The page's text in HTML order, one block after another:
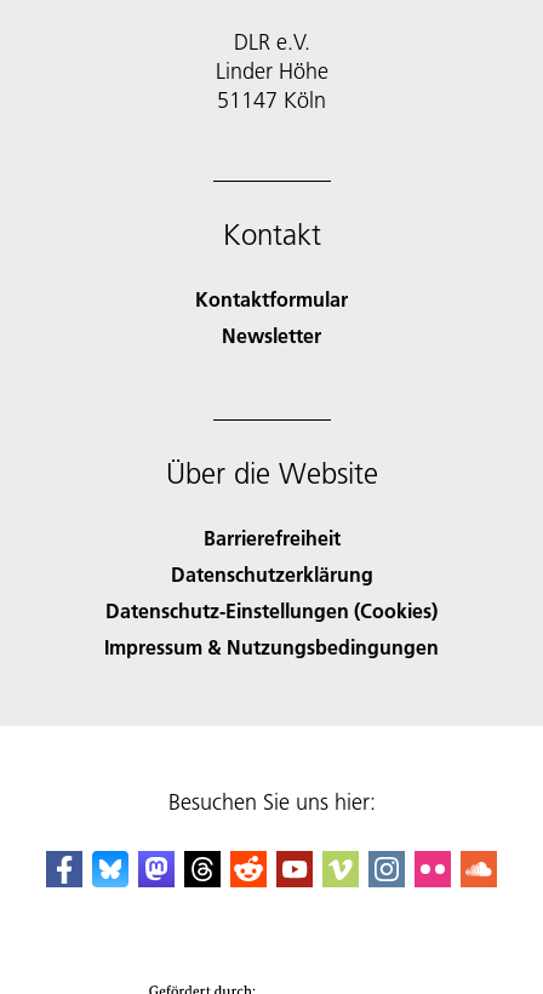
DLR e.V.
Linder Höhe
51147 Köln
Kontakt
Kontaktformular
Newsletter
Über die Website
Barrierefreiheit
Datenschutzerklärung
Datenschutz-Einstellungen (Cookies)
Impressum & Nutzungsbedingungen
Besuchen Sie uns hier: